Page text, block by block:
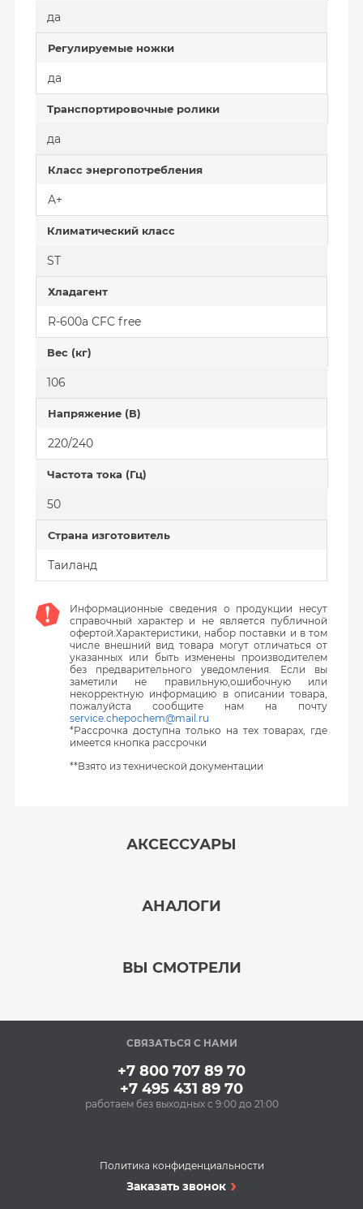
да
Регулируемые ножки
да
Транспортировочные ролики
да
Класс энергопотребления
A+
Климатический класс
SТ
Хладагент
R-600a CFC free
Вес (кг)
106
Напряжение (В)
220/240
Частота тока (Гц)
50
Страна изготовитель
Таиланд
Информационные сведения о продукции несут
справочный характер и не является публичной
офертой.Характеристики, набор поставки и в том
числе внешний вид товара могут отличаться от
указанных или быть изменены производителем
без предварительного уведомления. Если вы
заметили не правильную,ошибочную или
некорректную информацию в описании товара,
пожалуйста сообщите нам на почту
service.chepochem@mail.ru
*Рассрочка доступна только на тех товарах, где
имеется кнопка рассрочки
**Взято из технической документации
АКСЕССУАРЫ
подставки BON BN-
610-1 (1 компл.)
588 Р
АНАЛОГИ
Холодильник
ВЫ СМОТРЕЛИ
В наличии
СВЯЗАТЬСЯ С НАМИ
+7 800 707 89 70
+7 495 431 89 70
работаем без выходных с 9:00 до 21:00
Политика конфиденциальности
Заказать звонок